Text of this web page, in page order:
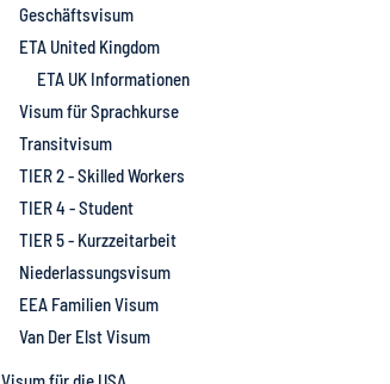
Geschäftsvisum
ETA United Kingdom
ETA UK Informationen
Visum für Sprachkurse
Transitvisum
TIER 2 - Skilled Workers
TIER 4 - Student
TIER 5 - Kurzzeitarbeit
Niederlassungsvisum
EEA Familien Visum
Van Der Elst Visum